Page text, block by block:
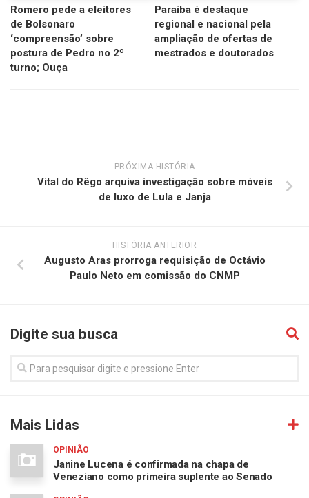
Romero pede a eleitores
de Bolsonaro
‘compreensão’ sobre
postura de Pedro no 2º
turno; Ouça
Paraíba é destaque
regional e nacional pela
ampliação de ofertas de
mestrados e doutorados
PRÓXIMA HISTÓRIA
Vital do Rêgo arquiva investigação sobre móveis
de luxo de Lula e Janja
HISTÓRIA ANTERIOR
Augusto Aras prorroga requisição de Octávio
Paulo Neto em comissão do CNMP
Digite sua busca
Mais Lidas
OPINIÃO
Janine Lucena é confirmada na chapa de
Veneziano como primeira suplente ao Senado